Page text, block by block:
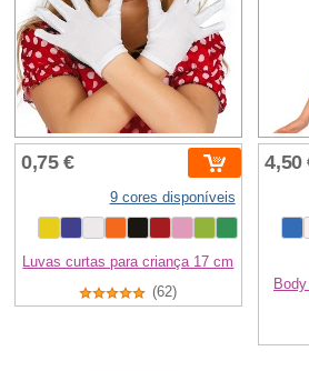
0,75 €
9 cores disponíveis
Luvas curtas para criança 17 cm
(62)
4,50